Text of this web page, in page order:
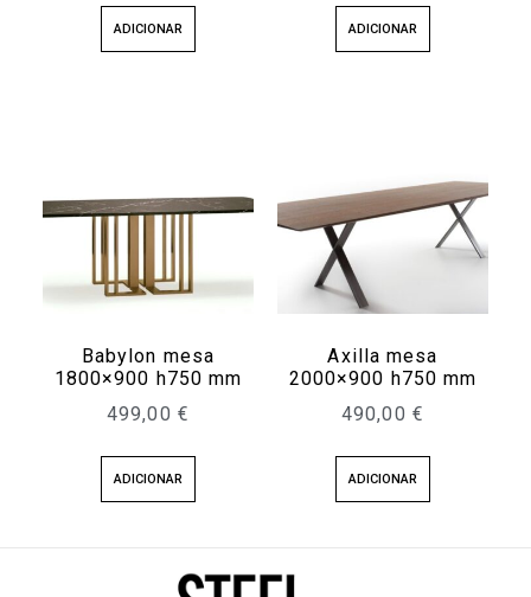
ADICIONAR ADICIONAR
Babylon mesa
1800×900 h750 mm
499,00 €
ADICIONAR
Axilla mesa
2000×900 h750 mm
490,00 €
ADICIONAR